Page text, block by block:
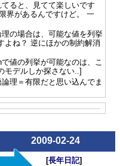
ると、見てて楽しいです
界があるんですけど。 一
の場合は、可能な値を列挙
よね？ 逆にほかの制約解消
値の列挙が可能なのは、こ
モデルしか探さない..]
理＝有限だと思い込んでま
2009-02-24
[長年日記]